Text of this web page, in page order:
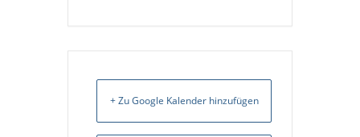
+ Zu Google Kalender hinzufügen